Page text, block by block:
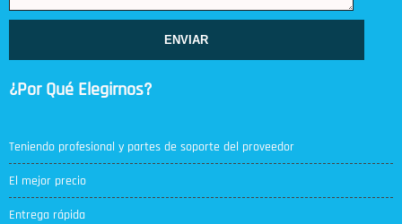
ENVIAR
¿Por Qué Elegirnos?
Teniendo profesional y partes de soporte del proveedor
El mejor precio
Entrega rápida